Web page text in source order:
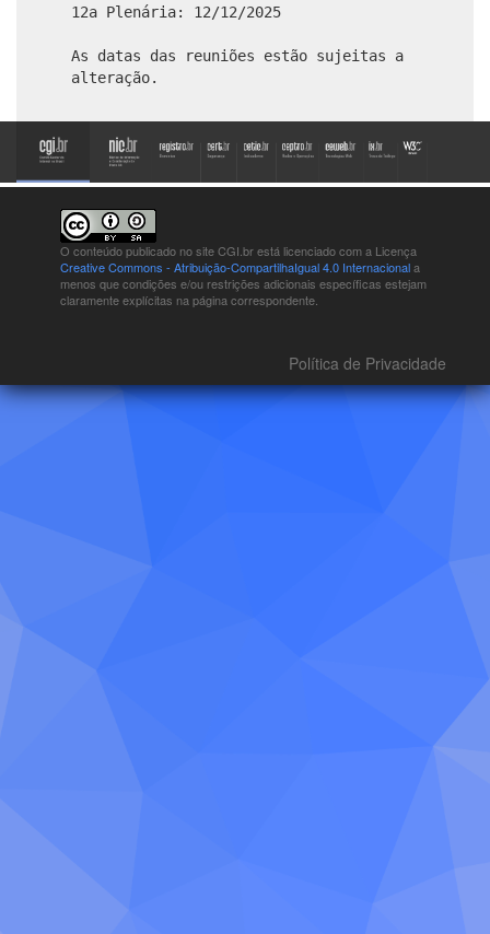
12a Plenária: 12/12/2025
As datas das reuniões estão sujeitas a
alteração.
O conteúdo publicado no site CGI.br está licenciado com a Licença
Creative Commons - Atribuição-CompartilhaIgual 4.0 Internacionala
menos que condições e/ou restrições adicionais específicas estejam
claramente explícitas na página correspondente.
Política de Privacidade